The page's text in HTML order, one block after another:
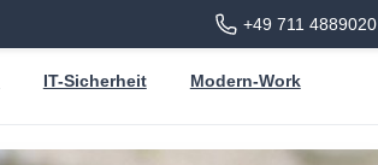
+49 711 4889020
IT-Sicherheit Modern-Work